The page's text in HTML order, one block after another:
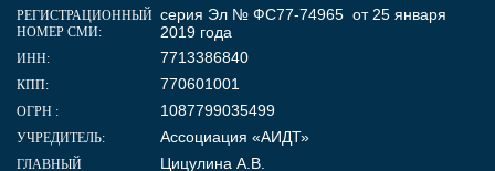
РЕГИСТРАЦИОННЫЙ
НОМЕР СМИ:
серия Эл № ФС77-74965 от 25 января
2019 года
ИНН: 7713386840
КПП: 770601001
ОГРН : 1087799035499
УЧРЕДИТЕЛЬ: Ассоциация «АИДТ»
ГЛАВНЫЙ
Цицулина А.В.